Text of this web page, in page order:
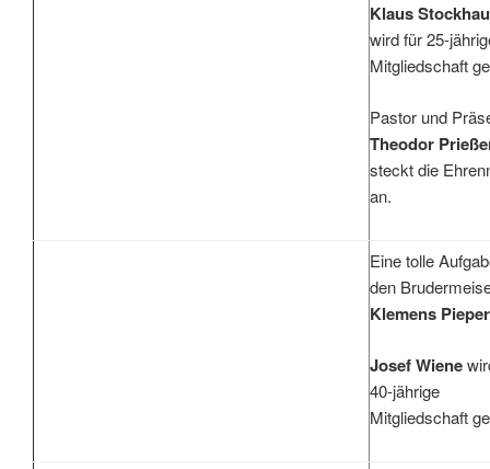
Klaus
wird für 25-
Mitgliedschaft
Pastor und
Theodor
steckt die
an.
Eine tolle
den
Klemens
Josef Wiene
40-jährige
Mitgliedschaft